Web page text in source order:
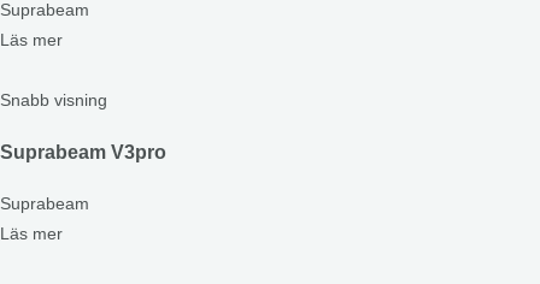
Suprabeam
Läs mer
Snabb visning
Suprabeam V3pro
Suprabeam
Läs mer